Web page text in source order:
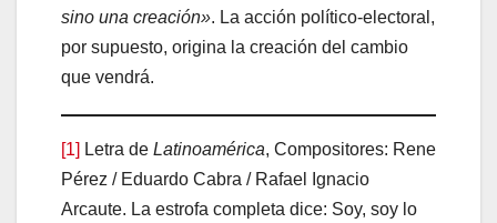
sino una creación». La acción político-electoral,
por supuesto, origina la creación del cambio
que vendrá.
[1] Letra de Latinoamérica, Compositores: Rene
Pérez / Eduardo Cabra / Rafael Ignacio
Arcaute. La estrofa completa dice: Soy, soy lo